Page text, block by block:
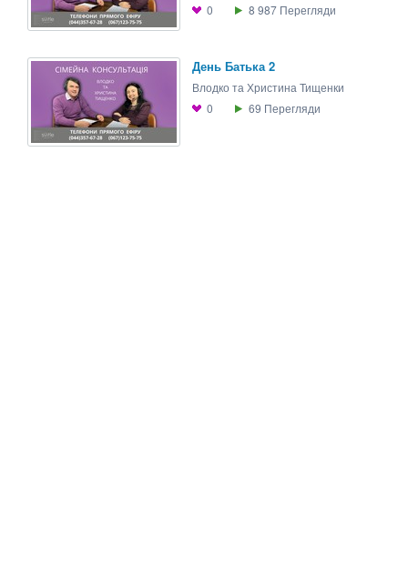
0
8 987 Перегляди
День Батька 2
Влодко та Христина Тищенки
0
69 Перегляди